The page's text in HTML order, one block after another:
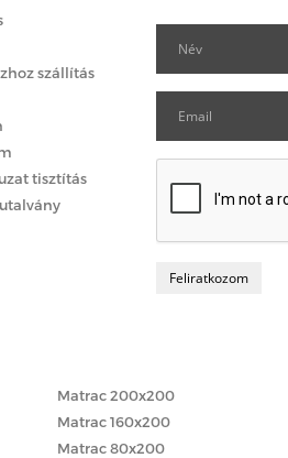
szállítás
tisztítás
Matrac 200x200
Matrac 160x200
Matrac 80x200